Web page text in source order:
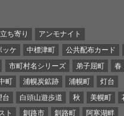
ち寄り
アンモナイト
ッケ 中標津町
公共配布カード
市町村名シリーズ 弟子屈町
春
町 浦幌炭鉱跡 浦幌町
灯台
台 白頭山遊歩道 秋 美幌町
ト 釧路市 釧路町 阿寒湖畔